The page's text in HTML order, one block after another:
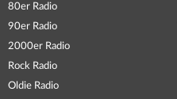
80er Radio
90er Radio
2000er Radio
Rock Radio
Oldie Radio